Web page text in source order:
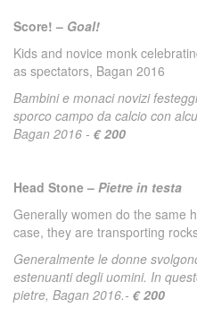
Score! – Goal!
Kids and novice monk
as spectators, Bagan 2016
Bambini e monaci novizi
sporco campo da calcio con
Bagan 2016 - € 200
Head Stone – Pietre in testa
Generally women do the same
case, they are transporting
Generalmente le donne
estenuanti degli uomini. In
pietre, Bagan 2016.- € 200